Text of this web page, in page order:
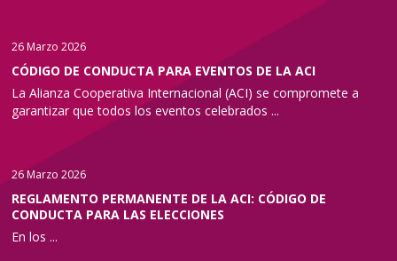
26 Marzo 2026
CÓDIGO DE CONDUCTA PARA EVENTOS DE LA ACI
La Alianza Cooperativa Internacional (ACI) se compromete a
garantizar que todos los eventos celebrados ...
26 Marzo 2026
REGLAMENTO PERMANENTE DE LA ACI: CÓDIGO DE
CONDUCTA PARA LAS ELECCIONES
En los ...